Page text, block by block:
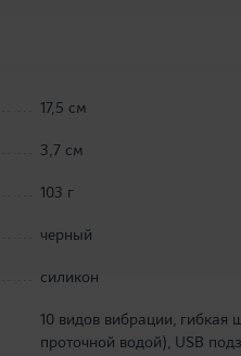
17,5 см
3,7 см
103 г
черный
силикон
10 видов вибрации,
проточной водой), USB